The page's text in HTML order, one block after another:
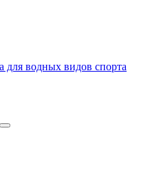
для водных видов спорта